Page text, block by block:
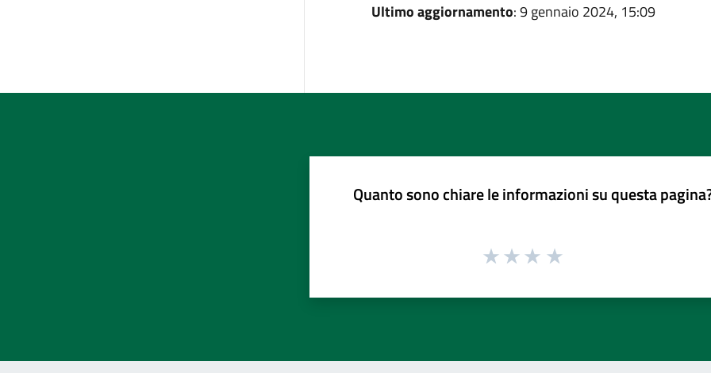
Ultimo aggiornamento: 9 gennaio 2024, 15:09
Quanto sono chiare le informazioni su questa